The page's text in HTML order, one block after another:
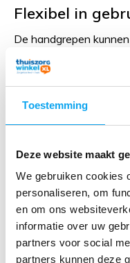
Toestemming
Deze website maakt
We gebruiken cookies
personaliseren, om
en om ons
informatie over uw
partners voor social
partners kunnen deze
Flexibel in
De handgrepen
worden gebruikt.
ondersteuning nodig
flexibel inzetbaar
slaapkamerindelingen.
Praktische
dagelijks
Zoekt u een
een hulpmiddel dat